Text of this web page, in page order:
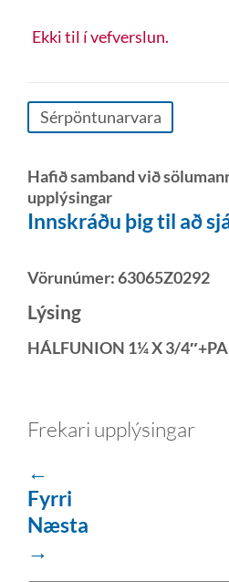
Ekki til í vefverslun.
Sérpöntunarvara
Hafið samband við
upplýsingar
Innskráðu þig til að
Vörunúmer:63065Z0292
Lýsing
HÁLFUNION 1¼ X 3/
Frekari upplýsingar
←
Fyrri
Næsta
→